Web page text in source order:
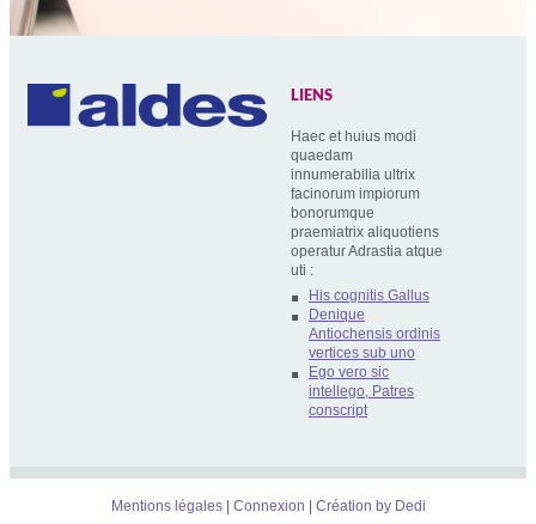
LIENS
Haec et huius modi
quaedam
innumerabilia ultrix
facinorum impiorum
bonorumque
praemiatrix aliquotiens
operatur Adrastia atque
uti :
His cognitis Gallus
Denique
Antiochensis ordinis
vertices sub uno
Ego vero sic
intellego, Patres
conscript
Mentions légales Connexion Création by Dedi